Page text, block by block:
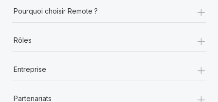
Pourquoi choisir Remote ? +
Rôles +
Entreprise +
Partenariats